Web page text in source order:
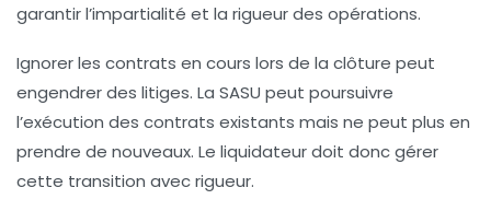
garantir l’impartialité et la rigueur des opérations.
Ignorer les contrats en cours lors de la clôture peut
engendrer des litiges. La SASU peut poursuivre
l’exécution des contrats existants mais ne peut plus en
prendre de nouveaux. Le liquidateur doit donc gérer
cette transition avec rigueur.